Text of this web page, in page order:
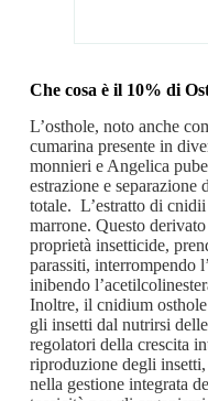
Che cosa è il 10% di
L’osthole, noto anche
cumarina presente in
monnieri e Angelica
estrazione e separazione
totale. L’estratto di
marrone. Questo
proprietà insetticide,
parassiti, interrompendo
inibendo
Inoltre, il cnidium osthole
gli insetti dal nutrirsi
regolatori della crescita
riproduzione degli
nella gestione integrata